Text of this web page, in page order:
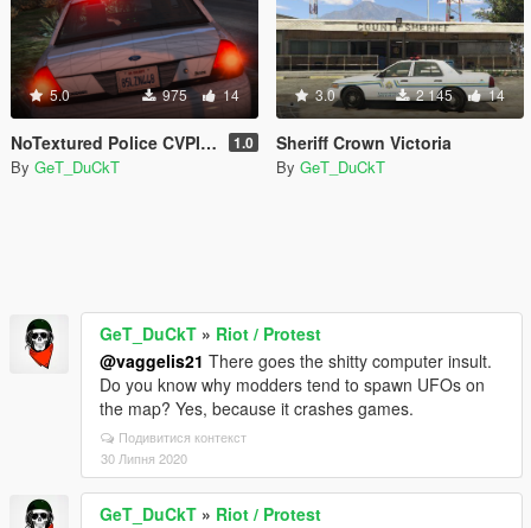
5.0 975 14
NoTextured Police CVPI [Free To Use] 1.0
By GeT_DuCkT
3.0 2 145 14
Sheriff Crown Victoria
By GeT_DuCkT
GeT_DuCkT » Riot / Protest
@vaggelis21 There goes the shitty computer insult.
Do you know why modders tend to spawn UFOs on
the map? Yes, because it crashes games.
Подивитися контекст
30 Липня 2020
GeT_DuCkT » Riot / Protest